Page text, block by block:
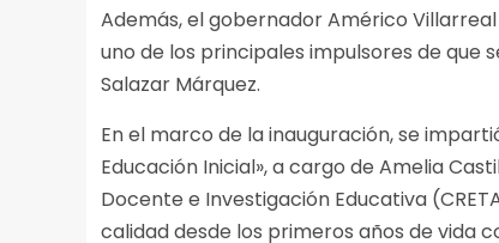
Además, el gobernador Américo
uno de los principales impulsores de que
Salazar Márquez.
En el marco de la inauguración, se
Educación Inicial», a cargo de Amelia
Docente e Investigación Educativa
calidad desde los primeros años de vida